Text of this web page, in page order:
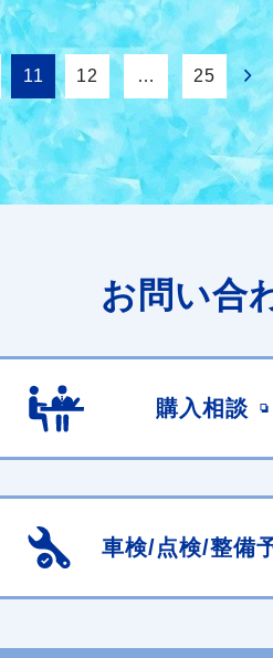
11 12 … 25
お問い合
購入相談
車検/点検/整備